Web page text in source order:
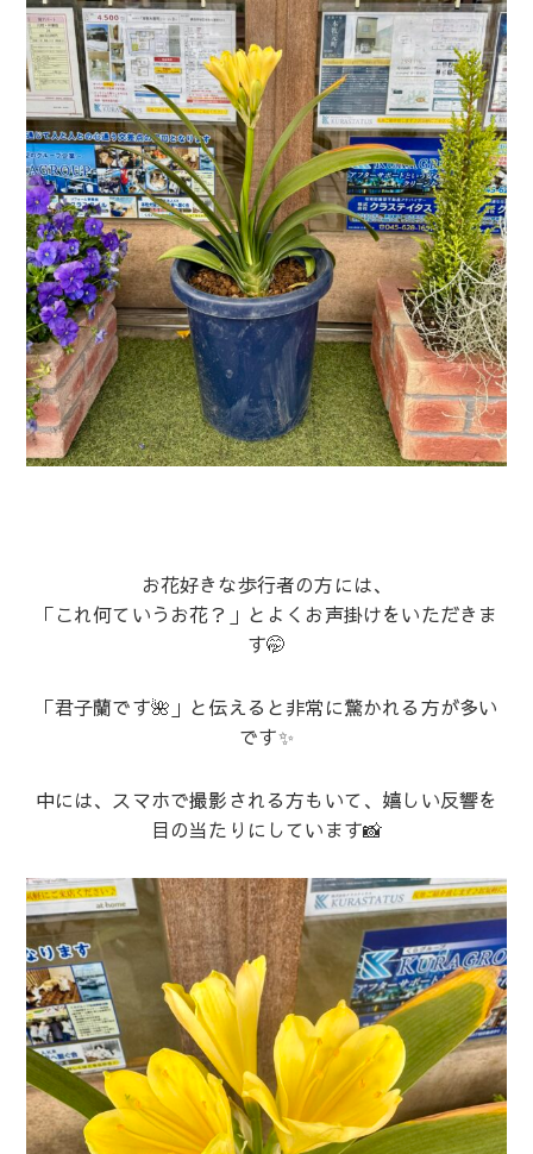
お花好きな歩行者の方には、
「これ何ていうお花？」とよくお声掛けをいただきま
す🤭
「君子蘭です🌺」と伝えると非常に驚かれる方が多い
です✨
中には、スマホで撮影される方もいて、嬉しい反響を
目の当たりにしています📸